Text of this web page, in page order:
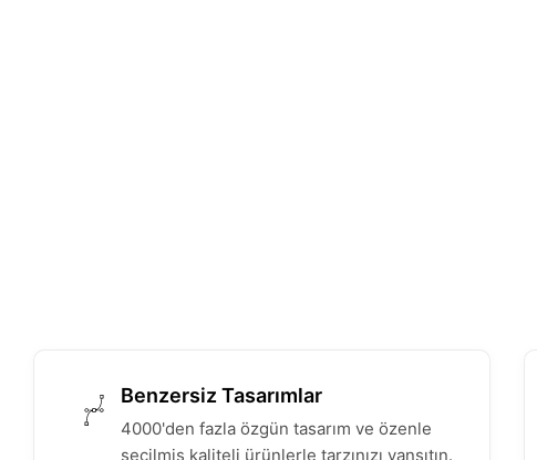
Benzersiz Tasarımlar
4000'den fazla özgün tasarım ve özenle
seçilmiş kaliteli ürünlerle tarzınızı yansıtın.